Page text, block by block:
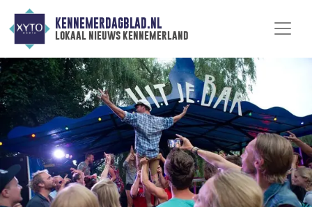
KENNEMERDAGBLAD.NL
lokaal nieuws kennemerland